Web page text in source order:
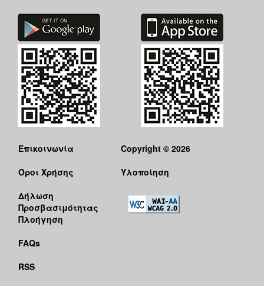
ΑΝΘΕΚΤΙΚΗ
ΠΟΛΗ
Επικοινωνία
Όροι Χρήσης
Δήλωση
Προσβασιμότητας
Πλοήγηση
FAQs
RSS
Copyright © 2026
Υλοποίηση